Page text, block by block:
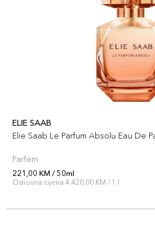
ELIE SAAB
Elie Saab Le Parfum Absolu Eau De
Parfem
221,00 KM / 50ml
Osnovna cijena 4.420,00 KM / 1 l